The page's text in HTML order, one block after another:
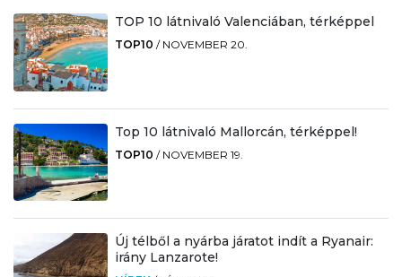
TOP 10 látnivaló Valenciában, térképpel
TOP10 / NOVEMBER 20.
Top 10 látnivaló Mallorcán, térképpel!
TOP10 / NOVEMBER 19.
Új télből a nyárba járatot indít a Ryanair:
irány Lanzarote!